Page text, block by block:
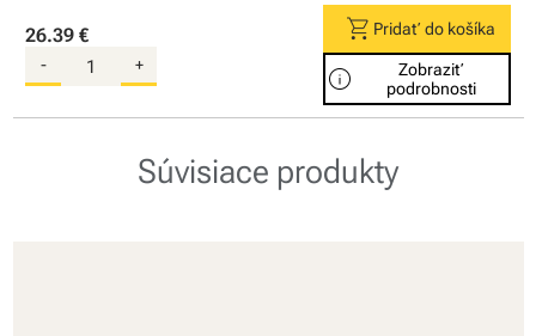
26.39 €
- +
shopping_cart Pridať do košíka
info
Zobraziť
podrobnosti
Súvisiace produkty